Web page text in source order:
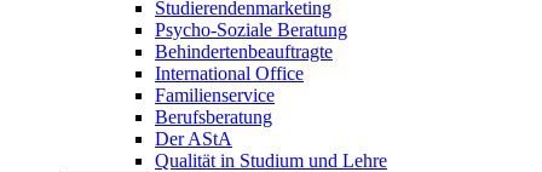
Studierendenmarketing
Psycho-Soziale Beratung
Behindertenbeauftragte
International Office
Familienservice
Berufsberatung
Der AStA
Qualität in Studium und Lehre